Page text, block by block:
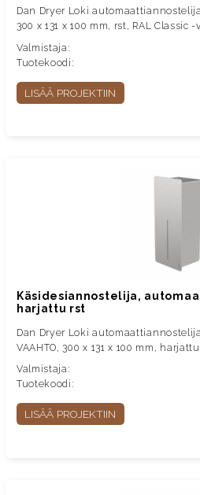
Dan Dryer Loki
300 x 131 x 100 mm, rst, RAL Classic
Valmistaja:
Tuotekoodi:
LISÄÄ PROJEKTIIN
Käsidesiannostelija,
harjattu rst
Dan Dryer Loki
VAAHTO, 300 x 131 x 100 mm,
Valmistaja:
Tuotekoodi:
LISÄÄ PROJEKTIIN